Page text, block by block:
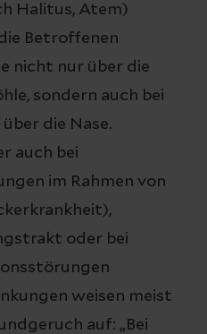
Halitus, Atem)
Betroffenen
nicht nur über die
sondern auch bei
die Nase.
auch bei
im Rahmen von
oder bei
weisen meist
auf: „Bei